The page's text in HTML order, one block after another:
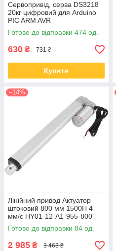
Сервопривід, серва DS3218
20кг цифровий для Arduino
PIC ARM AVR
Готово до відправки 474 од.
630 ₴ 731 ₴
Купити
–14%
Лінійний привод Актуатор
штоковий 800 мм 1500Н 4
мм/с HY01-12-A1-955-800
Готово до відправки 84 од.
2 985 ₴ 3 463 ₴